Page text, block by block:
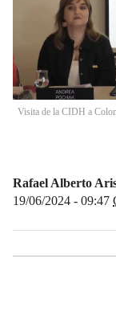
Visita de la CIDH a
Rafael Alberto
19/06/2024 - 09:47